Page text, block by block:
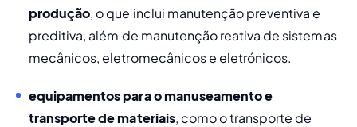
produção, o que inclui manutenção preventiva
preditiva, além de manutenção reativa de sistemas
mecânicos, eletromecânicos e eletrónicos.
equipamentos para o manuseamento e
transporte de materiais, como o transporte de